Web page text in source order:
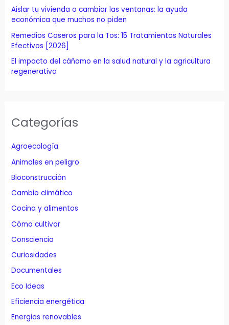
:Aislar tu vivienda o cambiar las ventanas: la ayuda
económica que muchos no piden
Remedios Caseros para la Tos: 15 Tratamientos Naturales
Efectivos [2026]
El impacto del cáñamo en la salud natural y la agricultura
regenerativa
Categorías
Agroecología
Animales en peligro
Bioconstrucción
Cambio climático
Cocina y alimentos
Cómo cultivar
Consciencia
Curiosidades
Documentales
Eco Ideas
Eficiencia energética
Energias renovables